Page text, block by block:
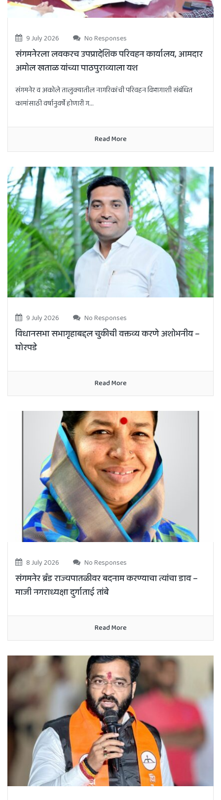
9 July 2026 No Responses
संगमनेरला लवकरच उपप्रादेशिक परिवहन कार्यालय, आमदार
अमोल खताळ यांच्या पाठपुराव्याला यश
संगमनेर व अकोले तालुक्यातील नागरिकांची परिवहन विभागाशी संबंधित
कामांसाठी वर्षानुवर्षे होणारी ग...
Read More
9 July 2026 No Responses
विधानसभा सभागृहाबद्दल चुकीची वक्तव्य करणे अशोभनीय –
घोरपडे
Read More
8 July 2026 No Responses
संगमनेर ब्रँड राज्यपातळीवर बदनाम करण्याचा त्यांचा डाव –
माजी नगराध्यक्षा दुर्गाताई तांबे
Read More